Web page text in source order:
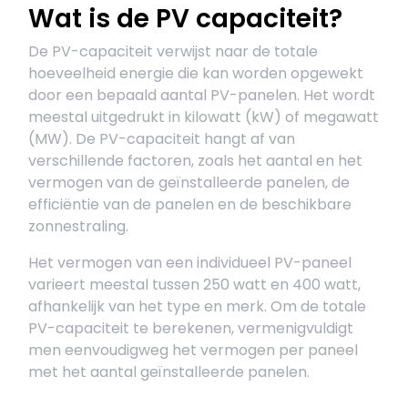
Wat is de PV capaciteit?
De PV-capaciteit verwijst naar de totale
hoeveelheid energie die kan worden opgewekt
door een bepaald aantal PV-panelen. Het wordt
meestal uitgedrukt in kilowatt (kW) of megawatt
(MW). De PV-capaciteit hangt af van
verschillende factoren, zoals het aantal en het
vermogen van de geïnstalleerde panelen, de
efficiëntie van de panelen en de beschikbare
zonnestraling.
Het vermogen van een individueel PV-paneel
varieert meestal tussen 250 watt en 400 watt,
afhankelijk van het type en merk. Om de totale
PV-capaciteit te berekenen, vermenigvuldigt
men eenvoudigweg het vermogen per paneel
met het aantal geïnstalleerde panelen.